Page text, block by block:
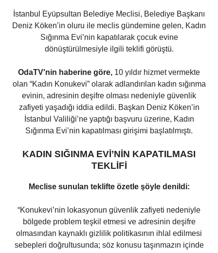
İstanbul Eyüpsultan Belediye Meclisi, Belediye Başkanı
Deniz Köken’in oluru ile meclis gündemine gelen, Kadın
Sığınma Evi’nin kapatılarak çocuk evine
dönüştürülmesiyle ilgili teklifi görüştü.
OdaTV'nin haberine göre, 10 yıldır hizmet vermekte
olan “Kadın Konukevi” olarak adlandırılan kadın sığınma
evinin, adresinin deşifre olması nedeniyle güvenlik
zafiyeti yaşadığı iddia edildi. Başkan Deniz Köken’in
İstanbul Valiliği’ne yaptığı başvuru üzerine, Kadın
Sığınma Evi’nin kapatılması girişimi başlatılmıştı.
KADIN SIĞINMA EVİ’NİN KAPATILMASI
TEKLİFİ
Meclise sunulan teklifte özetle şöyle denildi:
“Konukevi’nin lokasyonun güvenlik zafiyeti nedeniyle
bölgede problem teşkil etmesi ve adresinin deşifre
olmasından kaynaklı gizlilik politikasının ihlal edilmesi
sebepleri doğrultusunda; söz konusu taşınmazın içinde